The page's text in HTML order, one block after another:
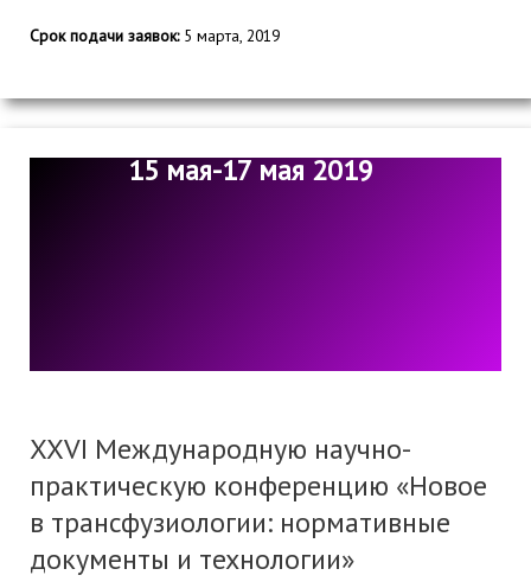
Срок подачи заявок:5 марта, 2019
15 мая-17 мая 2019
XXVI Международную научно-
практическую конференцию «Новое
в трансфузиологии: нормативные
документы и технологии»